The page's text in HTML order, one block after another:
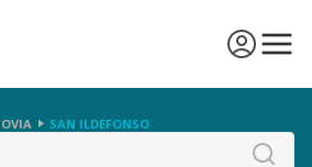
SAN ILDEFONSO